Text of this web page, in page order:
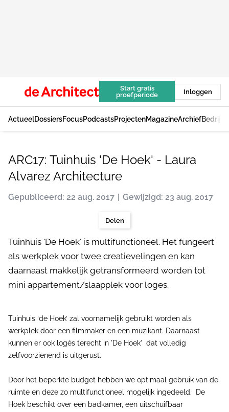
Start gratis
proefperiode
Inloggen
ActueelDossiersFocusPodcastsProjectenMagazineArchief
ARC17: Tuinhuis 'De Hoek' - Laura
Alvarez Architecture
Gepubliceerd: 22 aug. 2017 Gewijzigd: 23 aug. 2017
Delen
Tuinhuis 'De Hoek' is multifunctioneel. Het fungeert
als werkplek voor twee creatievelingen en kan
daarnaast makkelijk getransformeerd worden tot
mini appartement/slaapplek voor loges.
Tuinhuis ‘de Hoek’ zal voornamelijk gebruikt worden als
werkplek door een filmmaker en een muzikant. Daarnaast
kunnen er ook logés terecht in 'De Hoek' dat volledig
zelfvoorzienend is uitgerust.
Door het beperkte budget hebben we optimaal gebruik van de
ruimte en deze zo multifunctioneel mogelijk ingedeeld. De
Hoek beschikt over een badkamer, een uitschuifbaar